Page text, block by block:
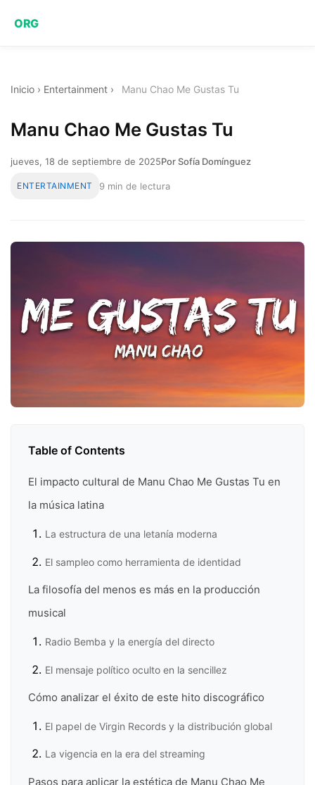
ORG
Inicio › Entertainment › Manu Chao Me Gustas Tu
Manu Chao Me Gustas Tu
jueves, 18 de septiembre de 2025Por Sofía Domínguez
ENTERTAINMENT 9 min de lectura
Table of Contents
El impacto cultural de Manu Chao Me Gustas Tu en
la música latina
La estructura de una letanía moderna
El sampleo como herramienta de identidad
La filosofía del menos es más en la producción
musical
Radio Bemba y la energía del directo
El mensaje político oculto en la sencillez
Cómo analizar el éxito de este hito discográfico
El papel de Virgin Records y la distribución global
La vigencia en la era del streaming
Pasos para aplicar la estética de Manu Chao Me